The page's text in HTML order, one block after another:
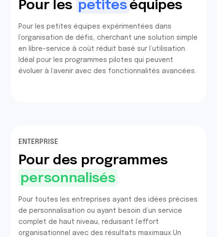
Pour les petites équipes
Pour les petites équipes expérimentées dans
l’organisation de défis, cherchant une solution simple
en libre-service à coût réduit basé sur l’utilisation.
Idéal pour les programmes pilotes qui peuvent
évoluer à l’avenir avec des fonctionnalités avancées.
ENTERPRISE
Pour des programmes
personnalisés
Pour toutes les entreprises ayant des idées précises
de personnalisation ou ayant besoin d’un service
complet de haut niveau, réduisant l’effort
organisationnel avec des résultats maximaux.Un